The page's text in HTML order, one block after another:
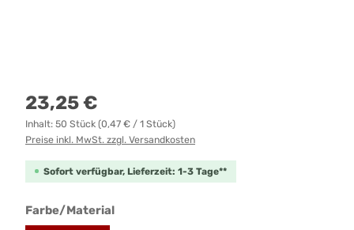
Regulärer Preis:
23,25 €
Inhalt: 50 Stück (0,47 € / 1 Stück)
Preise inkl. MwSt. zzgl. Versandkosten
Sofort verfügbar, Lieferzeit: 1-3 Tage**
Farbe/Materialauswählen